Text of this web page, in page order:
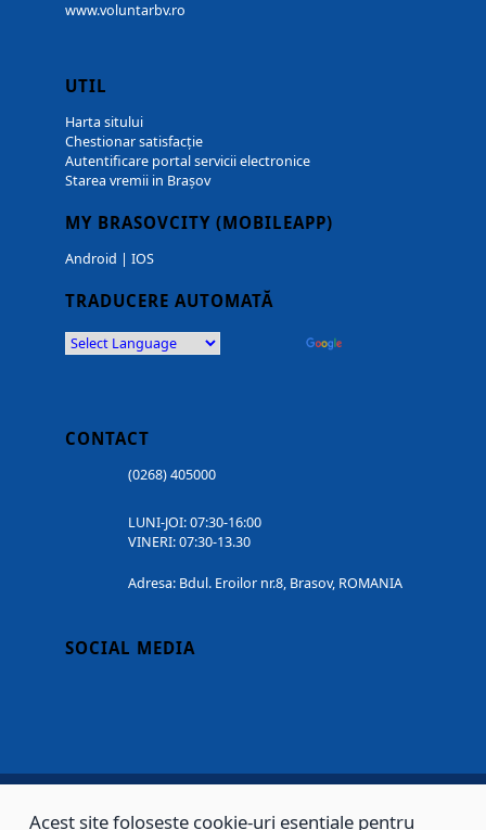
www.voluntarbv.ro
UTIL
Harta sitului
Chestionar satisfacție
Autentificare portal servicii electronice
Starea vremii in Brașov
MY BRASOVCITY (MOBILEAPP)
Android | IOS
TRADUCERE AUTOMATĂ
CONTACT
(0268) 405000
LUNI-JOI: 07:30-16:00
VINERI: 07:30-13.30
Adresa: Bdul. Eroilor nr.8, Brasov, ROMANIA
SOCIAL MEDIA
Acest site folosește cookie-uri esențiale pentru